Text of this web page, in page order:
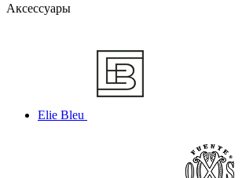
Аксессуары
Elie Bleu